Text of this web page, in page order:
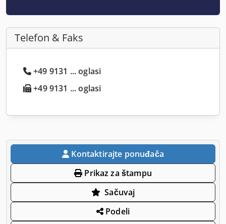
Telefon & Faks
+49 9131 ... oglasi
+49 9131 ... oglasi
Kontaktirajte ponuđača
Prikaz za štampu
Sačuvaj
Podeli